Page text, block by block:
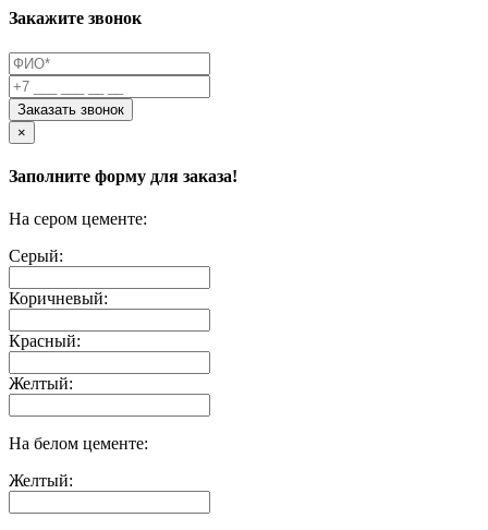
Закажите звонок
Заказать звонок
×
Заполните форму для заказа!
На сером цементе:
Серый:
Коричневый:
Красный:
Желтый:
На белом цементе:
Желтый: